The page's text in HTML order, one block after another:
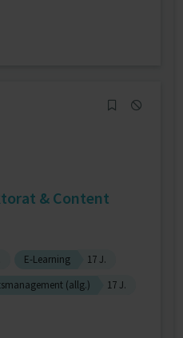
& Content
E-Learning
17 J.
(allg.) 17 J.